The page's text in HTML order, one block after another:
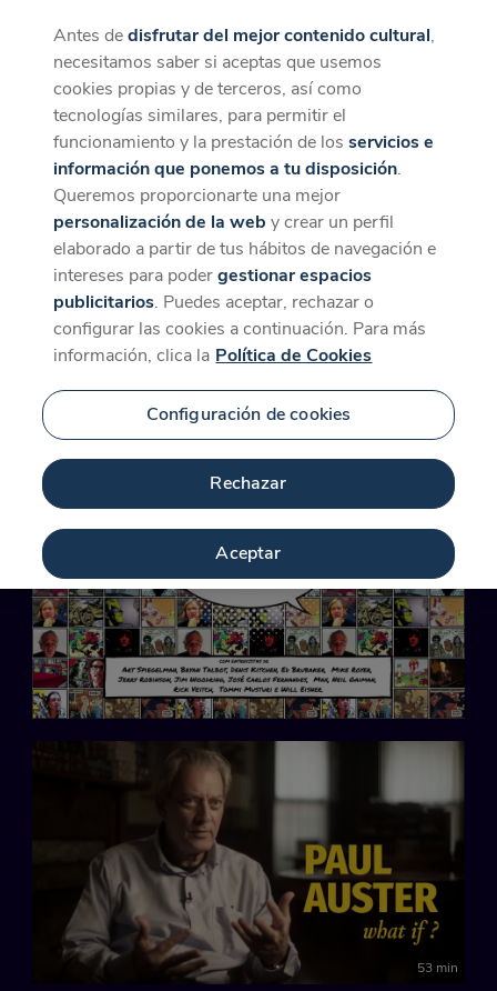
CaixaForum+
La mejor experiencia desde la App
Descargar
Contenido relacionado
para 'La meva poesia'
28 min
53 min
Antes dedisfrutar del mejor contenido cultural,
necesitamos saber si aceptas que usemos
cookies propias y de terceros, así como
tecnologías similares, para permitir el
funcionamiento y la prestación de losservicios e
información que ponemos a tu disposición.
Queremos proporcionarte una mejor
personalización de la web y crear un perfil
elaborado a partir de tus hábitos de navegación e
intereses para podergestionar espacios
publicitarios. Puedes aceptar, rechazar o
configurar las cookies a continuación. Para más
información, clica la Política de Cookies
Configuración de cookies
Rechazar
Aceptar